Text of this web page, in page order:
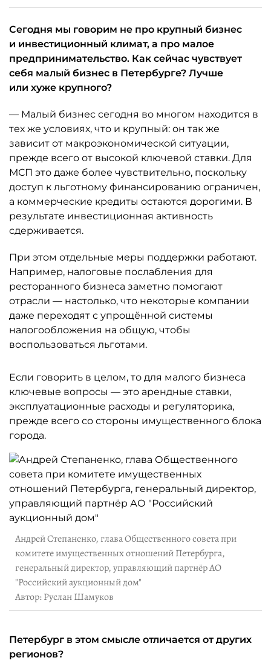
Сегодня мы говорим не про крупный бизнес
и инвестиционный климат, а про малое
предпринимательство. Как сейчас чувствует
себя малый бизнес в Петербурге? Лучше
или хуже крупного?
— Малый бизнес сегодня во многом находится в
тех же условиях, что и крупный: он так же
зависит от макроэкономической ситуации,
прежде всего от высокой ключевой ставки. Для
МСП это даже более чувствительно, поскольку
доступ к льготному финансированию ограничен,
а коммерческие кредиты остаются дорогими. В
результате инвестиционная активность
сдерживается.
При этом отдельные меры поддержки работают.
Например, налоговые послабления для
ресторанного бизнеса заметно помогают
отрасли — настолько, что некоторые компании
даже переходят с упрощённой системы
налогообложения на общую, чтобы
воспользоваться льготами.
Если говорить в целом, то для малого бизнеса
ключевые вопросы — это арендные ставки,
эксплуатационные расходы и регуляторика,
прежде всего со стороны имущественного блока
города.
Андрей Степаненко, глава Общественного совета при
комитете имущественных отношений Петербурга,
генеральный директор, управляющий партнёр АО
"Российский аукционный дом"
Автор: Руслан Шамуков
Петербург в этом смысле отличается от других
регионов?